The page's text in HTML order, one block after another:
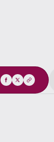
Compartir